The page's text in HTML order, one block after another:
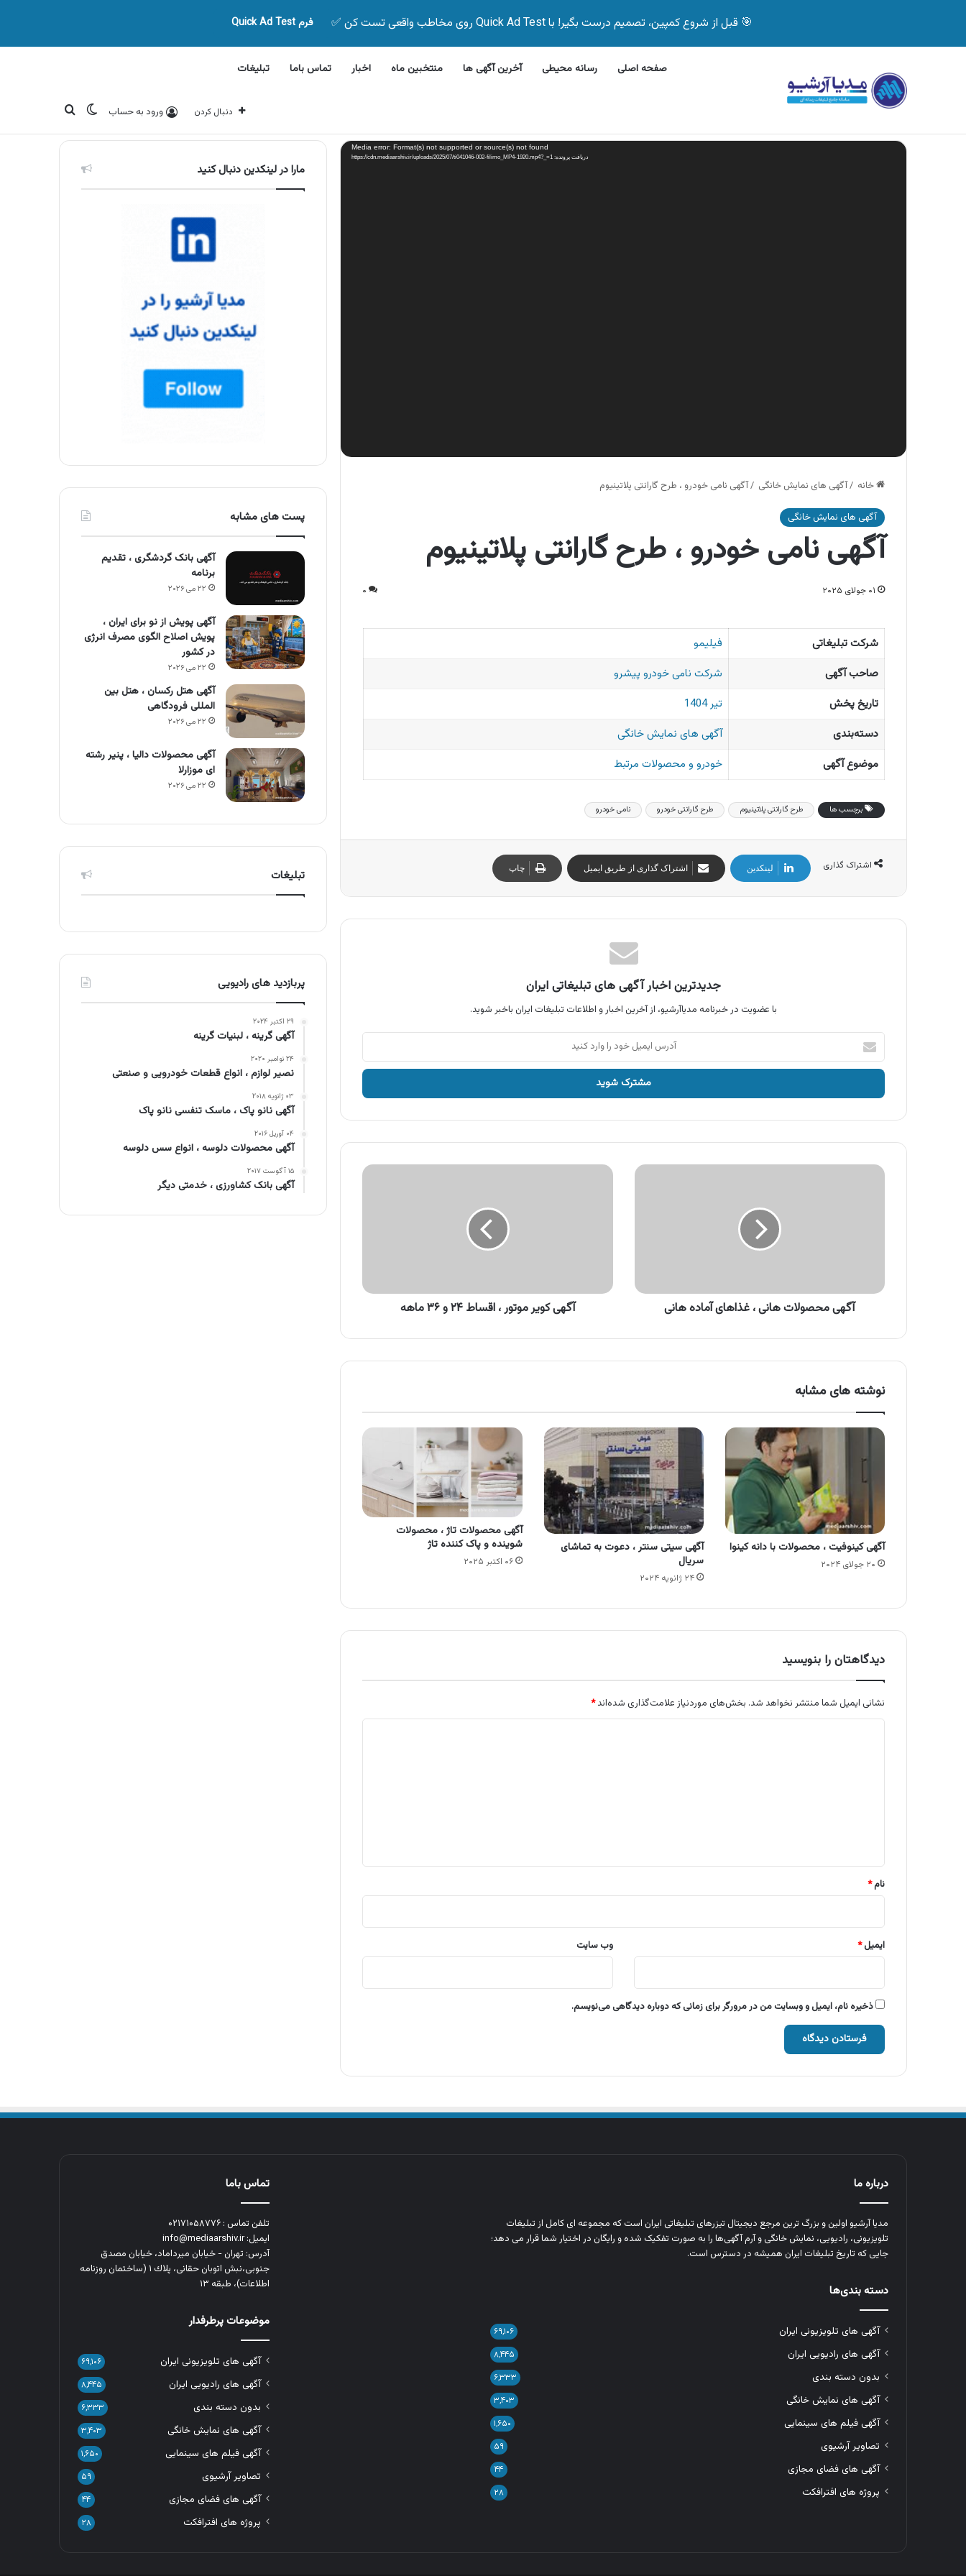
🎯 قبل از شروع کمپین، تصمیم درست بگیر! با Quick Ad Test روی مخاطب واقعی تست کن ✅ فرم Quick Ad Test
صفحه اصلی رسانه محیطی آخرین آگهی ها منتخبین ماه اخبار تماس باما تبلیغات
دنبال کردن ورود به حساب تغییر پوسته
جستجو برای پنج‌شنبه, 6 آگوست 2026 آگهی های تازه
نمایشگر
ویدیو Media error: Format(s) not supported or source(s) not found
دریافت پرونده: https://cdn.mediaarshiv.ir/uploads/2025/07/ti041046-002-filimo_MP4-1920.mp4?_=1
خانه /آگهی های نمایش خانگی /آگهی نامی خودرو ، طرح گارانتی پلاتینیوم
آگهی های نمایش خانگی
آگهی نامی خودرو ، طرح گارانتی پلاتینیوم
۰۱ جولای ۲۰۲۵ ۰
شرکت تبلیغاتی
فیلیمو
صاحب آگهی
شرکت نامی خودرو پیشرو
تاریخ پخش
تیر 1404
دسته‌بندی
آگهی های نمایش خانگی
موضوع آگهی
خودرو و محصولات مرتبط
برچسب ها طرح گارانتی پلاتینیوم طرح گارانتی خودرو نامی خودرو
اشتراک گذاری لینکدین اشتراک گذاری از طریق ایمیل چاپ
جدیدترین اخبار آگهی های تبلیغاتی ایران
با عضویت در خبرنامه مدیاآرشیو، از آخرین اخبار و اطلاعات تبلیغات ایران باخبر شوید.
آدرس
ایمیل
خود
وارد
آگهی
آگهی محصولات هانی ، غذاهای آماده هانی
آگهی
ماهه
آگهی کویر موتور ، اقساط ۲۴ و ۳۶ ماهه
نوشته های مشابه
آگهی کینوفیت ، محصولات با دانه کینوا
۲۰ جولای ۲۰۲۴
آگهی سیتی سنتر ، دعوت به تماشای
سریال
۲۴ ژانویه ۲۰۲۴
آگهی محصولات تاژ ، محصولات
شوینده و پاک کننده تاژ
۰۶ اکتبر ۲۰۲۵
دیدگاهتان را بنویسید
نشانی ایمیل شما منتشر نخواهد شد. بخش‌های موردنیاز علامت‌گذاری شده‌اند*
نام*
ایمیل* وب‌ سایت
ذخیره نام، ایمیل و وبسایت من در مرورگر برای زمانی که دوباره دیدگاهی می‌نویسم.
مارا در لینکدین دنبال کنید
پست های مشابه
آگهی بانک گردشگری ، تقدیم
برنامه
۲۲ می ۲۰۲۶
آگهی پویش از نو برای ایران ،
پویش اصلاح الگوی مصرف انرژی
در کشور
۲۲ می ۲۰۲۶
آگهی هتل رکسان ، هتل بین
المللی فرودگاهی
۲۲ می ۲۰۲۶
آگهی محصولات دالیا ، پنیر رشته
ای موزارلا
۲۲ می ۲۰۲۶
تبلیغات
پربازدید های رادیویی
۲۹ اکتبر ۲۰۲۴
آگهی گرینه ، لبنیات گرینه
۲۴ نوامبر ۲۰۲۰
نصیر لوازم ، انواع قطعات خودرویی و صنعتی
۰۳ ژانویه ۲۰۱۸
آگهی نانو پاک ، ماسک تنفسی نانو پاک
۰۴ آوریل ۲۰۱۶
آگهی محصولات دلوسه ، انواع سس دلوسه
۱۵ آگوست ۲۰۱۷
آگهی بانک کشاورزی ، خدمتی دیگر
درباره ما
مدیا آرشیو اولین و بزرگ‌ ترین مرجع دیجیتال تیزرهای تبلیغاتی ایران است که مجموعه‌ ای کامل از تبلیغات
تلویزیونی، رادیویی، نمایش خانگی و آرم‌ آگهی‌ها را به‌ صورت تفکیک‌ شده و رایگان در اختیار شما قرار می‌ دهد؛
جایی که تاریخ تبلیغات ایران همیشه در دسترس است.
دسته بندی‌ها
آگهی های تلویزیونی ایران ۶۹,۱۰۶
آگهی های رادیویی ایران ۸,۴۴۵
بدون دسته بندی ۶,۳۳۳
آگهی های نمایش خانگی ۳,۴۰۳
آگهی فیلم های سینمایی ۱,۶۵۰
تصاویر آرشیوی ۵۹
آگهی های فضای مجازی ۴۴
پروژه های افترافکت ۲۸
تماس باما
تلفن تماس : ۰۲۱۷۱۰۵۸۷۷۶
ایمیل: info@mediaarshiv.ir
آدرس: تهران - خیابان میرداماد، خیابان مصدق
جنوبی،نبش اتوبان حقانی، پلاك ١ (ساختمان روزنامه
اطلاعات)، طبقه ۱۳
موضوعات پرطرفدار
آگهی های تلویزیونی ایران ۶۹,۱۰۶
آگهی های رادیویی ایران ۸,۴۴۵
بدون دسته بندی ۶,۳۳۳
آگهی های نمایش خانگی ۳,۴۰۳
آگهی فیلم های سینمایی ۱,۶۵۰
تصاویر آرشیوی ۵۹
آگهی های فضای مجازی ۴۴
پروژه های افترافکت ۲۸